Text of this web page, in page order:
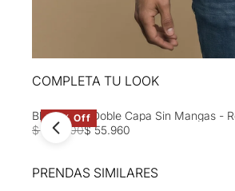
COMPLETA TU LOOK
60% Off
Blusa Rosa Doble Capa Sin Mangas -
$ 139.900$ 55.960
PRENDAS SIMILARES